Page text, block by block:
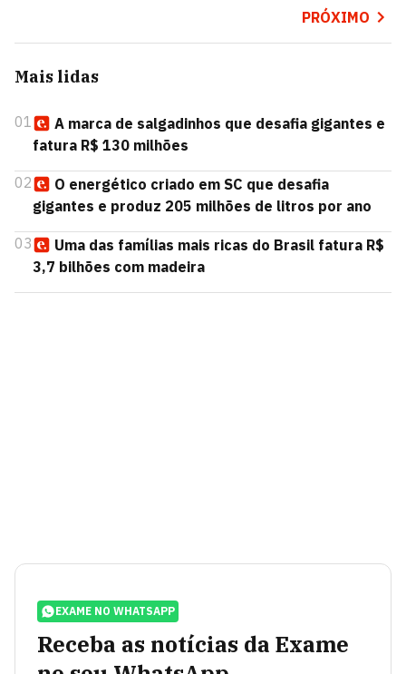
PRÓXIMO
Mais lidas
01
A marca de salgadinhos que desafia gigantes e
fatura R$ 130 milhões
02
O energético criado em SC que desafia
gigantes e produz 205 milhões de litros por ano
03
Uma das famílias mais ricas do Brasil fatura R$
3,7 bilhões com madeira
EXAME NO WHATSAPP
Receba as notícias da Exame